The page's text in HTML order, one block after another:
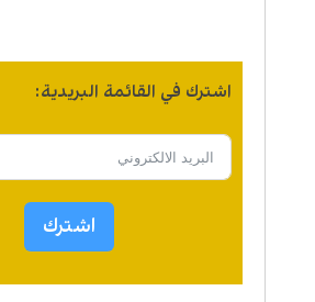
اشترك في القائمة البريدية:
اشترك